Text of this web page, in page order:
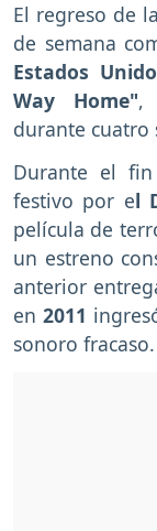
El regreso de
de semana
Estados
Way Home",
durante cuatro
Durante el
festivo por el
película de
un estreno
anterior
en 2011
sonoro fracaso.